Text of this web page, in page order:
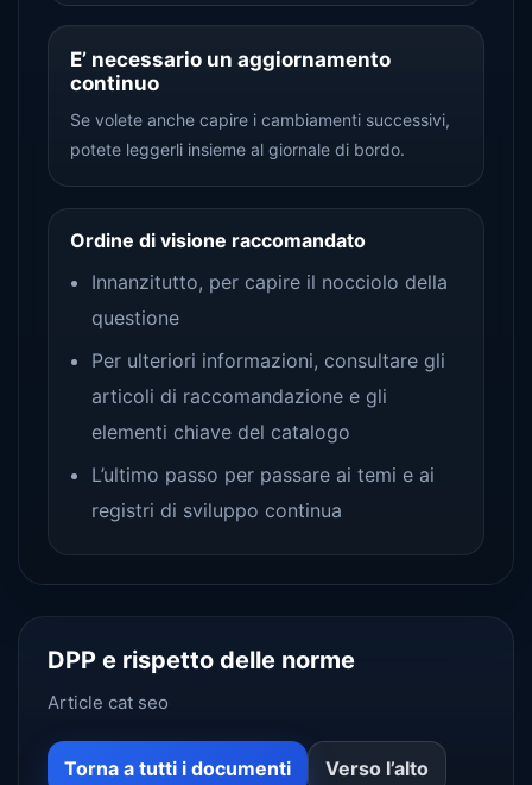
E’ necessario un aggiornamento
continuo
Se volete anche capire i cambiamenti successivi,
potete leggerli insieme al giornale di bordo.
Ordine di visione raccomandato
Innanzitutto, per capire il nocciolo della
questione
Per ulteriori informazioni, consultare gli
articoli di raccomandazione e gli
elementi chiave del catalogo
L’ultimo passo per passare ai temi e ai
registri di sviluppo continua
DPP e rispetto delle norme
Article cat seo
Torna a tutti i documenti Verso l’alto